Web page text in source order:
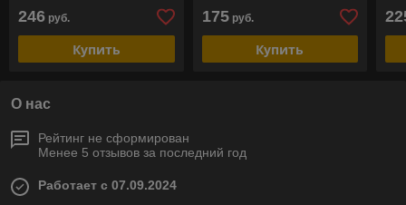
246 руб.
Купить
175руб.
Купить
О нас
Рейтинг не сформирован
Менее 5 отзывов за последний год
Работает с 07.09.2024